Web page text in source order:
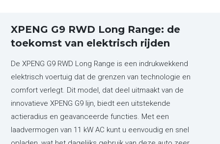
XPENG G9 RWD Long Range: de
toekomst van elektrisch rijden
De XPENG G9 RWD Long Range is een indrukwekkend
elektrisch voertuig dat de grenzen van technologie en
comfort verlegt. Dit model, dat deel uitmaakt van de
innovatieve XPENG G9 lijn, biedt een uitstekende
actieradius en geavanceerde functies. Met een
laadvermogen van 11 kW AC kunt u eenvoudig en snel